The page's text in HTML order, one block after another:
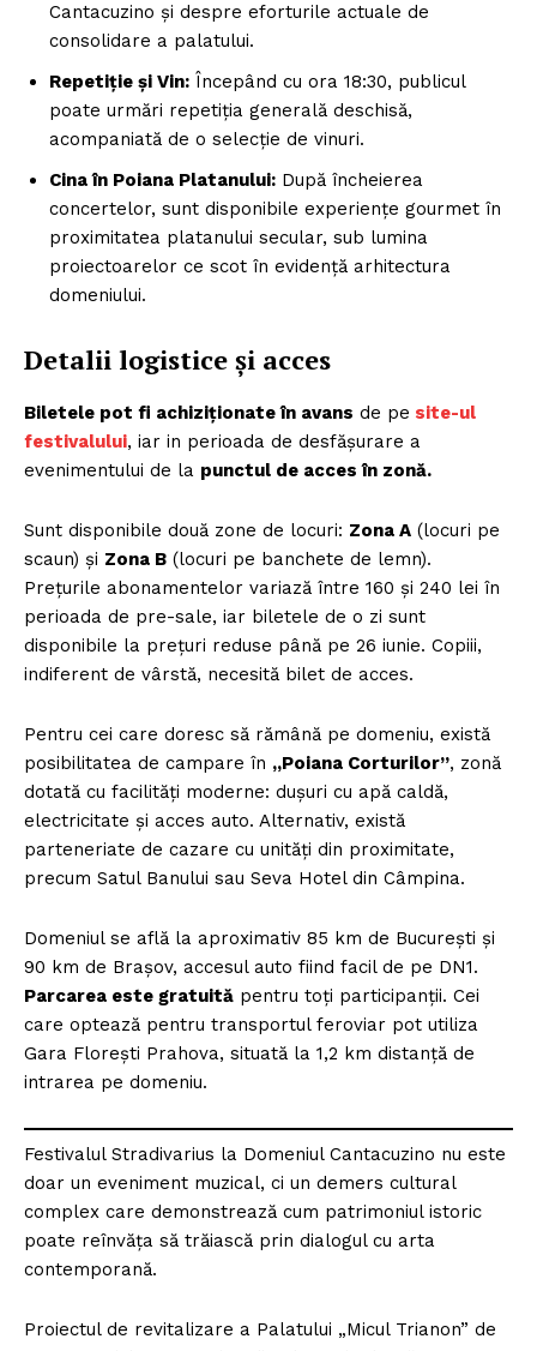
Cantacuzino și despre eforturile actuale de
consolidare a palatului.
Repetiție și Vin: Începând cu ora 18:30, publicul
poate urmări repetiția generală deschisă,
acompaniată de o selecție de vinuri.
Cina în Poiana Platanului: După încheierea
concertelor, sunt disponibile experiențe gourmet în
proximitatea platanului secular, sub lumina
proiectoarelor ce scot în evidență arhitectura
domeniului.
Detalii logistice și acces
Biletele pot fi achiziționate în avans de pe site-ul
festivalului, iar in perioada de desfășurare a
evenimentului de la punctul de acces în zonă.
Sunt disponibile două zone de locuri: Zona A (locuri pe
scaun) și Zona B (locuri pe banchete de lemn).
Prețurile abonamentelor variază între 160 și 240 lei în
perioada de pre-sale, iar biletele de o zi sunt
disponibile la prețuri reduse până pe 26 iunie. Copiii,
indiferent de vârstă, necesită bilet de acces.
Pentru cei care doresc să rămână pe domeniu, există
posibilitatea de campare în „Poiana Corturilor”, zonă
dotată cu facilități moderne: dușuri cu apă caldă,
electricitate și acces auto. Alternativ, există
parteneriate de cazare cu unități din proximitate,
precum Satul Banului sau Seva Hotel din Câmpina.
Domeniul se află la aproximativ 85 km de București și
90 km de Brașov, accesul auto fiind facil de pe DN1.
Parcarea este gratuită pentru toți participanții. Cei
care optează pentru transportul feroviar pot utiliza
Gara Florești Prahova, situată la 1,2 km distanță de
intrarea pe domeniu.
Festivalul Stradivarius la Domeniul Cantacuzino nu este
doar un eveniment muzical, ci un demers cultural
complex care demonstrează cum patrimoniul istoric
poate reînvăța să trăiască prin dialogul cu arta
contemporană.
Proiectul de revitalizare a Palatului „Micul Trianon” de